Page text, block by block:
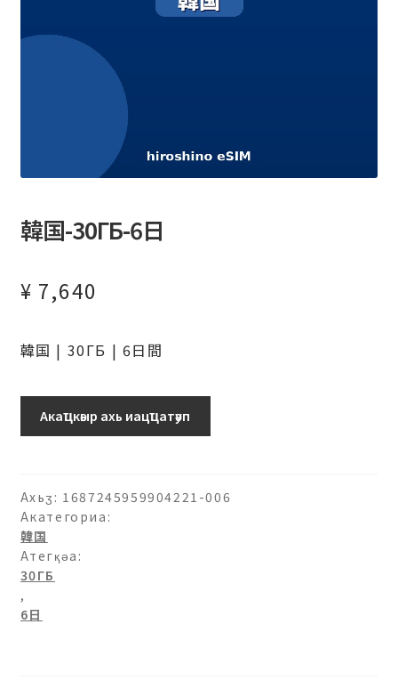
韓国-30ГБ-6日
¥ 7,640
韓国 | 30ГБ | 6日間
国-30ГБ-6
Акаҵкәыр ахь иацҵатәуп
Ахьӡ: 1687245959904221-006
Акатегориа:
韓国
Атегқәа:
30ГБ
,
6日